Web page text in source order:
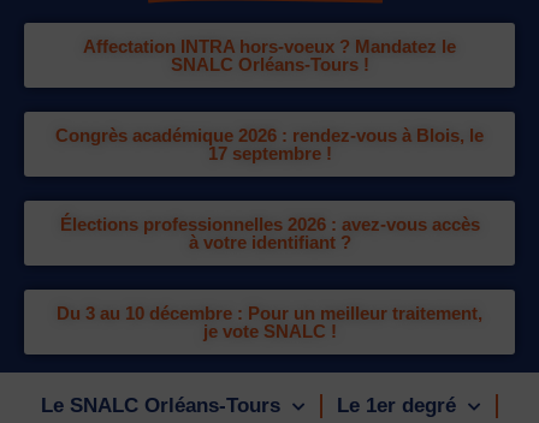
Affectation INTRA hors-voeux ? Mandatez le
SNALC Orléans-Tours !
Congrès académique 2026 : rendez-vous à Blois, le
17 septembre !
Élections professionnelles 2026 : avez-vous accès
à votre identifiant ?
Du 3 au 10 décembre : Pour un meilleur traitement,
je vote SNALC !
Le SNALC Orléans-Tours Le 1er degré